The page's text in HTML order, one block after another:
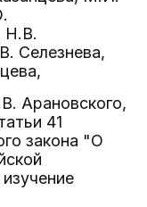
Н.В.
Селезнева,
Арановского,
41
закона "О